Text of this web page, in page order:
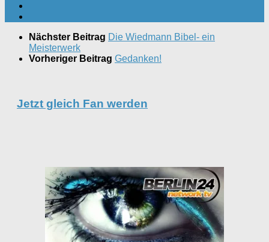
Nächster Beitrag Die Wiedmann Bibel- ein
Meisterwerk
Vorheriger Beitrag Gedanken!
Jetzt gleich Fan werden